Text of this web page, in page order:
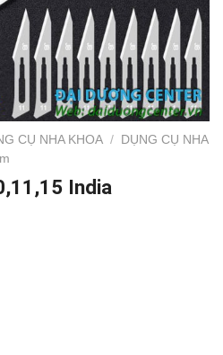
CỤ NHA KHOA /
DỤNG CỤ NHA
India